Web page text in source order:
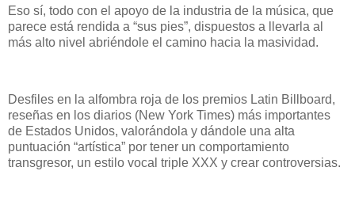
Eso sí, todo con el apoyo de la industria de la música, que
parece está rendida a “sus pies”, dispuestos a llevarla al
más alto nivel abriéndole el camino hacia la masividad.
Desfiles en la alfombra roja de los premios Latin Billboard,
reseñas en los diarios (New York Times) más importantes
de Estados Unidos, valorándola y dándole una alta
puntuación “artística” por tener un comportamiento
transgresor, un estilo vocal triple XXX y crear controversias.